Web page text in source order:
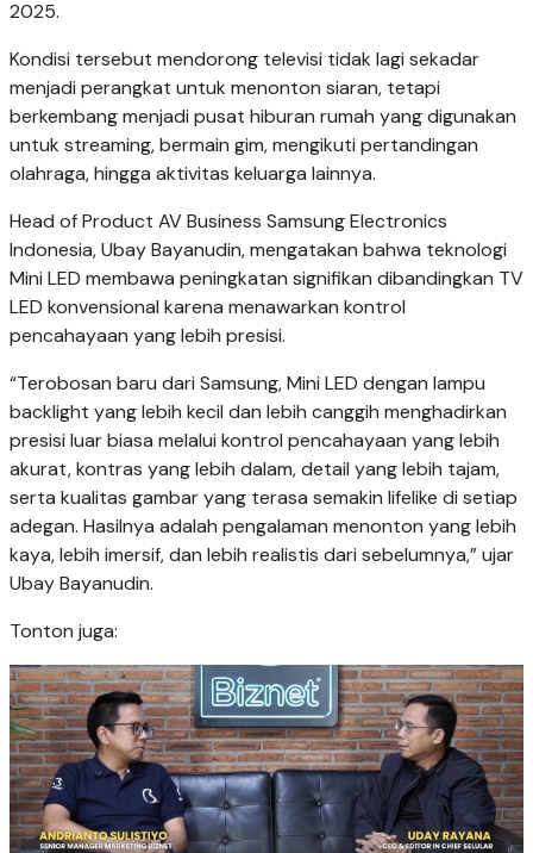
2025.
Kondisi tersebut mendorong televisi tidak lagi sekadar
menjadi perangkat untuk menonton siaran, tetapi
berkembang menjadi pusat hiburan rumah yang digunakan
untuk streaming, bermain gim, mengikuti pertandingan
olahraga, hingga aktivitas keluarga lainnya.
Head of Product AV Business Samsung Electronics
Indonesia, Ubay Bayanudin, mengatakan bahwa teknologi
Mini LED membawa peningkatan signifikan dibandingkan TV
LED konvensional karena menawarkan kontrol
pencahayaan yang lebih presisi.
“Terobosan baru dari Samsung, Mini LED dengan lampu
backlight yang lebih kecil dan lebih canggih menghadirkan
presisi luar biasa melalui kontrol pencahayaan yang lebih
akurat, kontras yang lebih dalam, detail yang lebih tajam,
serta kualitas gambar yang terasa semakin lifelike di setiap
adegan. Hasilnya adalah pengalaman menonton yang lebih
kaya, lebih imersif, dan lebih realistis dari sebelumnya,” ujar
Ubay Bayanudin.
Tonton juga: